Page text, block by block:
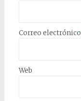
Correo electrónico
Web